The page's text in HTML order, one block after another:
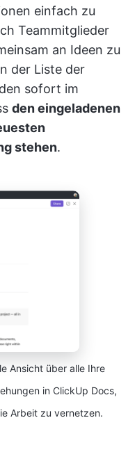
einfach zu
Teammitglieder
an Ideen zu
der Liste der
sofort im
den eingeladenen
stehen.
Ansicht über alle Ihre
in ClickUp Docs,
Arbeit zu vernetzen.